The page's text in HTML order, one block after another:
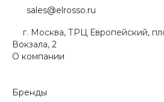
sales@elrosso.ru
г. Москва, ТРЦ Европейский,
Вокзала, 2
О компании
Бренды